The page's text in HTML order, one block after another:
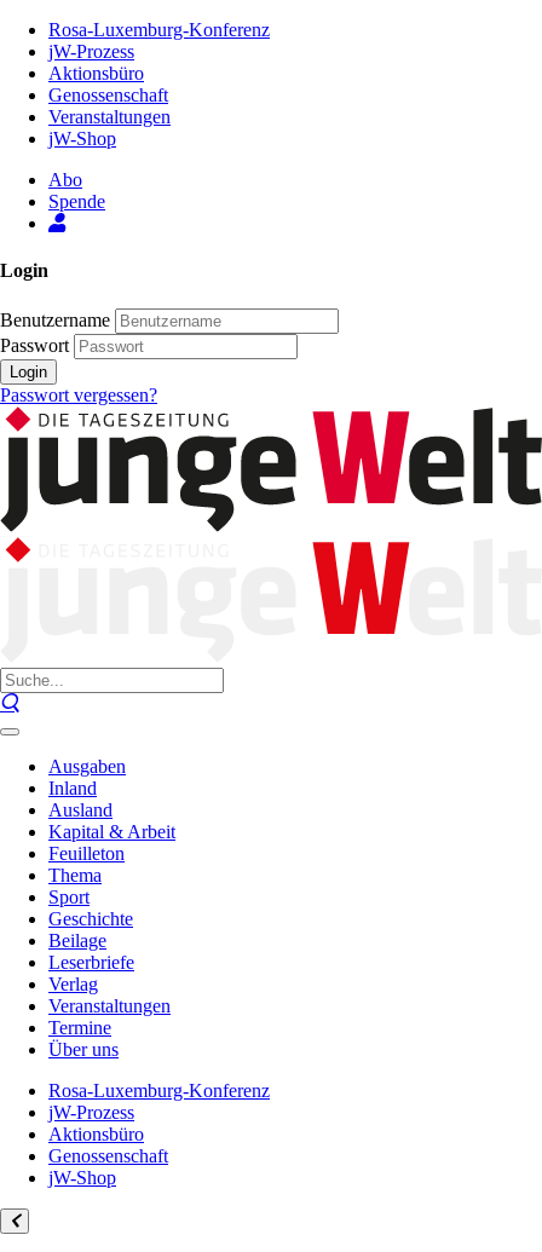
Inhalt
Seite
Rosa-Luxemburg-Konferenz
jW-Prozess
Aktionsbüro
Genossenschaft
Veranstaltungen
jW-Shop
Abo
Spende
Login
Benutzername
Passwort
Login
Passwort vergessen?
Ausgaben
Inland
Ausland
Kapital & Arbeit
Feuilleton
Thema
Sport
Geschichte
Beilage
Leserbriefe
Verlag
Veranstaltungen
Termine
Über uns
Rosa-Luxemburg-Konferenz
jW-Prozess
Aktionsbüro
Genossenschaft
jW-Shop